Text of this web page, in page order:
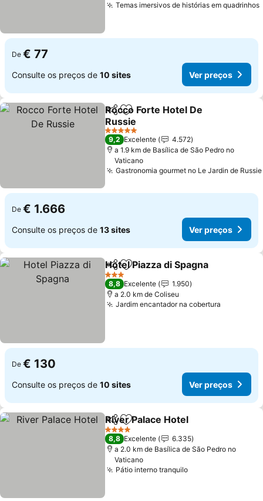
Temas imersivos de histórias em quadrinhos
De € 77
Consulte os preços de 10 sites Ver preços
PartilharAdicionar aos favoritos
Rocco Forte Hotel De
Russie
5 Estrelas
9,2 Excelente
4.572
a 1.9 km de Basílica de São Pedro no
Vaticano
Gastronomia gourmet no Le Jardin de Russie
De € 1.666
Consulte os preços de 13 sites Ver preços
PartilharAdicionar aos favoritos
Hotel Piazza di Spagna
3 Estrelas
8,8 Excelente
1.950
a 2.0 km de Coliseu
Jardim encantador na cobertura
De € 130
Consulte os preços de 10 sites Ver preços
PartilharAdicionar aos favoritos
River Palace Hotel
4 Estrelas
8,8 Excelente
6.335
a 2.0 km de Basílica de São Pedro no
Vaticano
Pátio interno tranquilo